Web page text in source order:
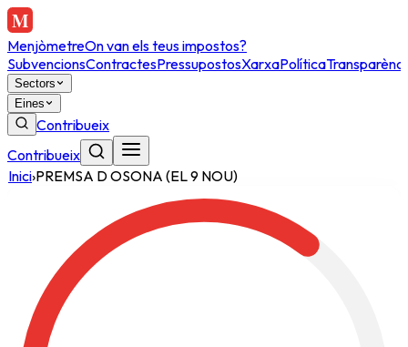
MenjòmetreOn van els teus impostos?
SubvencionsContractesPressupostosXarxaPolítica
Sectors
Eines
Contribueix
Contribueix
Inici›PREMSA D OSONA (EL 9 NOU)